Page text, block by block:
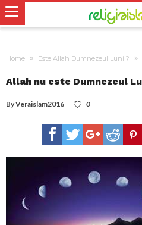
Home Este Allah Dumnezeul Lunii?
Allah nu este Dumnezeul
ByVeraislam2016 0